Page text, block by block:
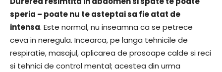
speria – poate nu te asteptai sa fie atat de
intensa. Este normal, nu inseamna ca se petrece
ceva in neregula. Incearca, pe langa tehnicile de
respiratie, masajul, aplicarea de prosoape calde si reci
si tehnici de control mental; acestea din urma